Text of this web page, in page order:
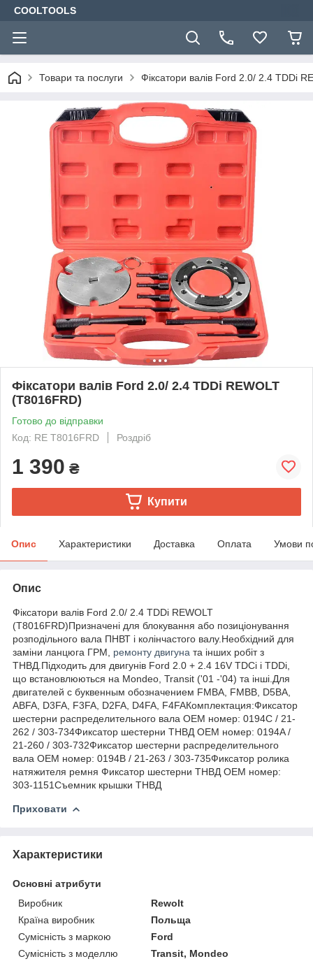
COOLTOOLS
Товари та послуги Фіксатори валів Ford 2.0/ 2.4 TDDi
Фіксатори валів Ford 2.0/ 2.4 TDDi REWOLT
(T8016FRD)
Готово до відправки
Код: RE T8016FRD
Роздріб
1 390 ₴
Купити
Опис Характеристики Доставка Оплата Умови
Опис
Фіксатори валів Ford 2.0/ 2.4 TDDi REWOLT
(T8016FRD)Призначені для блокування або позиціонування
розподільного вала ПНВТ і колінчастого валу.Необхідний для
заміни ланцюга ГРМ, ремонту двигуна та інших робіт з
ТНВД.Підходить для двигунів Ford 2.0 + 2.4 16V TDCi і TDDi,
що встановлюються на Mondeo, Transit ('01 -'04) та інші.Для
двигателей с буквенным обозначением FMBA, FMBB, D5BA,
ABFA, D3FA, F3FA, D2FA, D4FA, F4FAКомплектация:Фиксатор
шестерни распределительного вала OEM номер: 0194C / 21-
262 / 303-734Фиксатор шестерни ТНВД OEM номер: 0194A /
21-260 / 303-732Фиксатор шестерни распределительного
вала OEM номер: 0194B / 21-263 / 303-735Фиксатор ролика
натяжителя ремня Фиксатор шестерни ТНВД OEM номер:
303-1151Съемник крышки ТНВД
Приховати
Характеристики
Основні атрибути
Виробник
Rewolt
Країна виробник
Польща
Сумісність з маркою
Ford
Сумісність з моделлю
Transit, Mondeo